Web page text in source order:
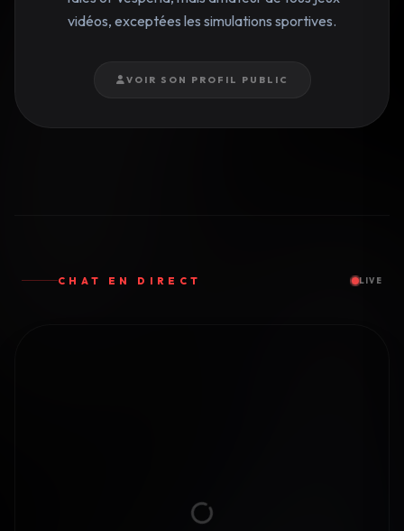
vidéos, exceptées les simulations sportives.
VOIR SON PROFIL PUBLIC
CHAT EN DIRECT LIVE